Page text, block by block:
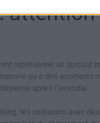
attention
représenter un surcoût
ou à des accidents
après l’incendie.
les collisions avec